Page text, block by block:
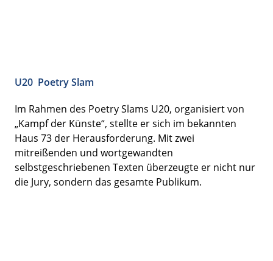
U20 Poetry Slam
Im Rahmen des Poetry Slams U20, organisiert von
„Kampf der Künste“, stellte er sich im bekannten
Haus 73 der Herausforderung. Mit zwei
mitreißenden und wortgewandten
selbstgeschriebenen Texten überzeugte er nicht nur
die Jury, sondern das gesamte Publikum.